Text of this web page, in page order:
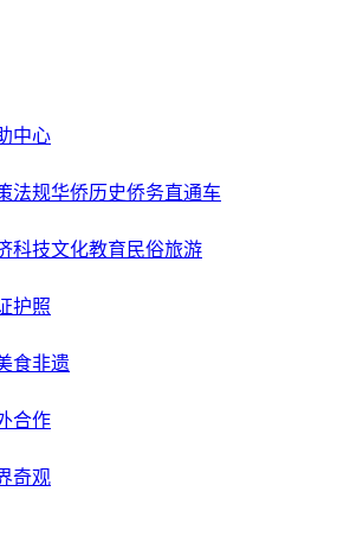
中心
法规华侨历史侨务直通车
科技文化教育 民俗旅游
护照
食非遗
合作
奇观